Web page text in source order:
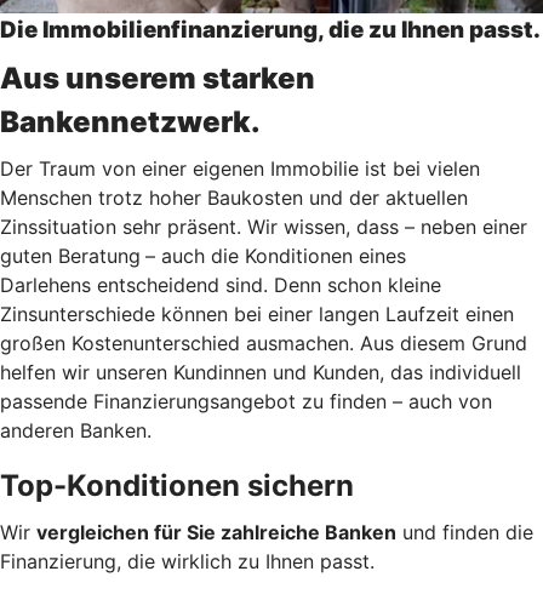
Die Immobilienfinanzierung, die zu Ihnen passt.
Aus unserem starken
Bankennetzwerk.
Der Traum von einer eigenen Immobilie ist bei vielen
Menschen trotz hoher Baukosten und der aktuellen
Zinssituation sehr präsent. Wir wissen, dass – neben einer
guten Beratung – auch die Konditionen eines
Darlehens entscheidend sind. Denn schon kleine
Zinsunterschiede können bei einer langen Laufzeit einen
großen Kostenunterschied ausmachen. Aus diesem Grund
helfen wir unseren Kundinnen und Kunden, das individuell
passende Finanzierungsangebot zu finden – auch von
anderen Banken.
Top-Konditionen sichern
Wir vergleichen für Sie zahlreiche Banken und finden die
Finanzierung, die wirklich zu Ihnen passt.